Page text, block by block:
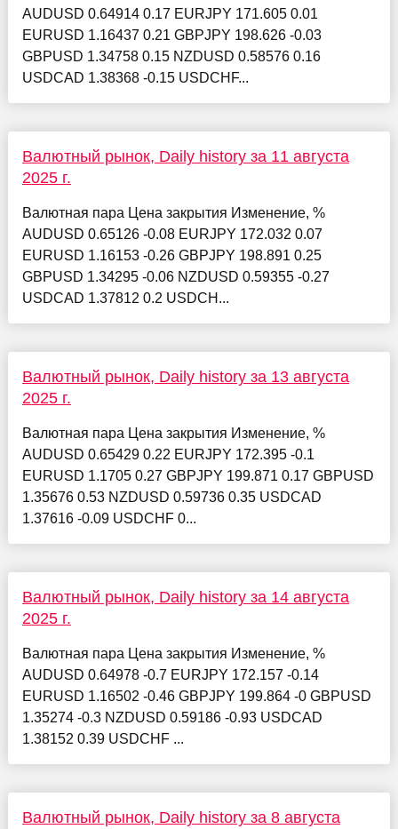
AUDUSD 0.64914 0.17 EURJPY 171.605 0.01
EURUSD 1.16437 0.21 GBPJPY 198.626 -0.03
GBPUSD 1.34758 0.15 NZDUSD 0.58576 0.16
USDCAD 1.38368 -0.15 USDCHF...
Валютный рынок, Daily history за 11 августа
2025 г.
Валютная пара Цена закрытия Изменение, %
AUDUSD 0.65126 -0.08 EURJPY 172.032 0.07
EURUSD 1.16153 -0.26 GBPJPY 198.891 0.25
GBPUSD 1.34295 -0.06 NZDUSD 0.59355 -0.27
USDCAD 1.37812 0.2 USDCH...
Валютный рынок, Daily history за 13 августа
2025 г.
Валютная пара Цена закрытия Изменение, %
AUDUSD 0.65429 0.22 EURJPY 172.395 -0.1
EURUSD 1.1705 0.27 GBPJPY 199.871 0.17 GBPUSD
1.35676 0.53 NZDUSD 0.59736 0.35 USDCAD
1.37616 -0.09 USDCHF 0...
Валютный рынок, Daily history за 14 августа
2025 г.
Валютная пара Цена закрытия Изменение, %
AUDUSD 0.64978 -0.7 EURJPY 172.157 -0.14
EURUSD 1.16502 -0.46 GBPJPY 199.864 -0 GBPUSD
1.35274 -0.3 NZDUSD 0.59186 -0.93 USDCAD
1.38152 0.39 USDCHF ...
Валютный рынок, Daily history за 8 августа